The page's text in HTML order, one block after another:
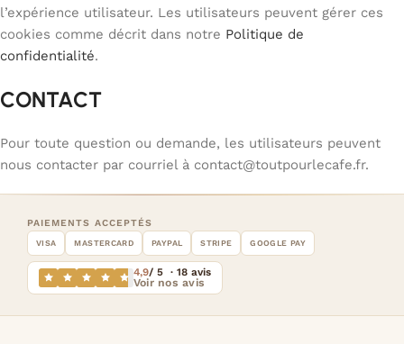
l’expérience utilisateur. Les utilisateurs peuvent gérer ces
cookies comme décrit dans notre Politique de
confidentialité.
CONTACT
Pour toute question ou demande, les utilisateurs peuvent
nous contacter par courriel à contact@toutpourlecafe.fr.
PAIEMENTS ACCEPTÉS
VISA MASTERCARD PAYPAL STRIPE GOOGLE PAY
4,9/ 5 · 18 avis
Voir nos avis